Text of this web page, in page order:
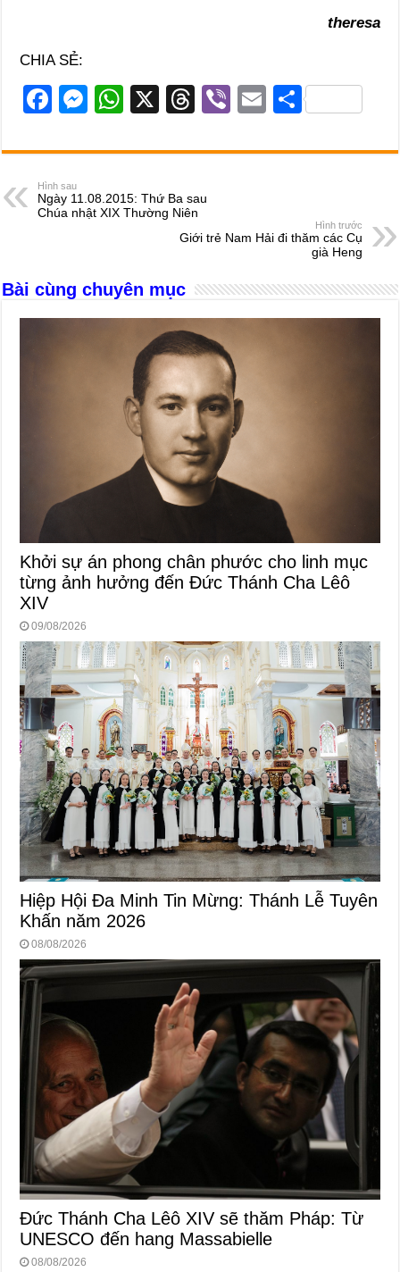
theresa
CHIA SẺ:
F
c
e
b
k
M
ss
n
W
at
A
X
T
e
d
s
Vi
er
E
ail
S
ar
Hình sau
Ngày 11.08.2015: Thứ Ba sau
Chúa nhật XIX Thường Niên
Hình trước
Giới trẻ Nam Hải đi thăm các Cụ
già Heng
Bài cùng chuyên mục
Khởi sự án phong chân phước cho linh mục
từng ảnh hưởng đến Đức Thánh Cha Lêô
XIV
09/08/2026
Hiệp Hội Đa Minh Tin Mừng: Thánh Lễ Tuyên
Khấn năm 2026
08/08/2026
Đức Thánh Cha Lêô XIV sẽ thăm Pháp: Từ
UNESCO đến hang Massabielle
08/08/2026